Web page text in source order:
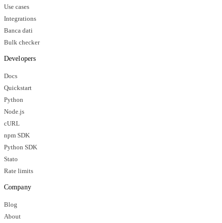
Use cases
Integrations
Banca dati
Bulk checker
Developers
Docs
Quickstart
Python
Node.js
cURL
npm SDK
Python SDK
Stato
Rate limits
Company
Blog
About